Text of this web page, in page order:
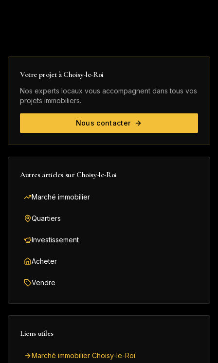
Votre projet à Choisy-le-Roi
Nos experts locaux vous accompagnent dans tous vos
projets immobiliers.
Nous contacter
Autres articles sur Choisy-le-Roi
Marché immobilier
Quartiers
Investissement
Acheter
Vendre
Liens utiles
Marché immobilier Choisy-le-Roi